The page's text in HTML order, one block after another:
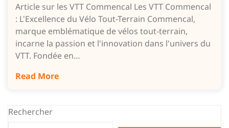
Article sur les VTT Commencal Les VTT Commencal
: L'Excellence du Vélo Tout-Terrain Commencal,
marque emblématique de vélos tout-terrain,
incarne la passion et l'innovation dans l'univers du
VTT. Fondée en…
Read More
Rechercher